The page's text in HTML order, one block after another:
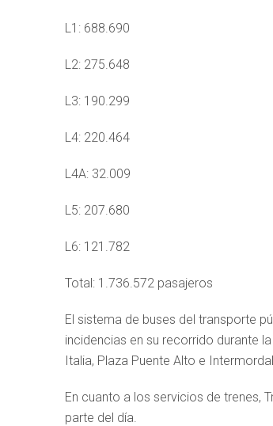
L1: 688.690
L2: 275.648
L3: 190.299
L4: 220.464
L4A: 32.009
L5: 207.680
L6: 121.782
Total: 1.736.572 pasajeros
El sistema de buses del transporte
incidencias en su recorrido durante
Italia, Plaza Puente Alto e
En cuanto a los servicios de trenes,
parte del día.